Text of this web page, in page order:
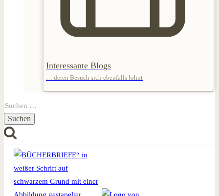
Interessante Blogs
… deren Besuch sich ebenfalls lohnt
Suchen
nach: